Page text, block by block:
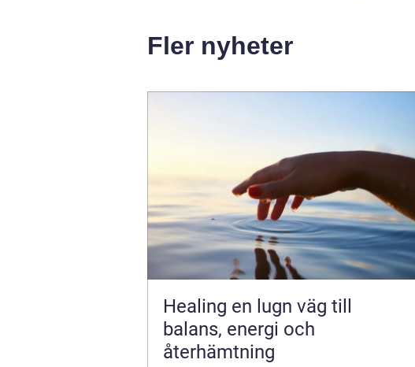
Fler nyheter
Healing en lugn väg till
balans, energi och
återhämtning